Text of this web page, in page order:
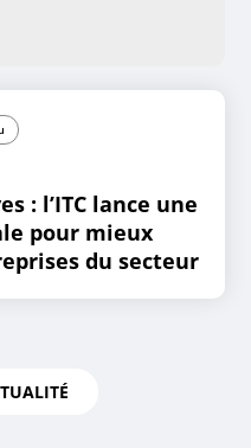
: l’ITC lance une
pour mieux
du secteur